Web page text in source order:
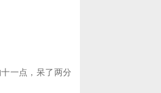
一点，呆了两分